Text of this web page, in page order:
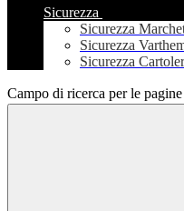
Sicurezza
Sicurezza
Sicurezza
Sicurezza
Campo di ricerca per le